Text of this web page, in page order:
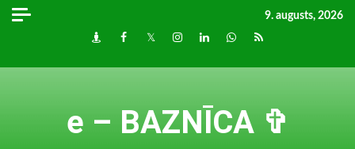
Skip
9. augusts, 2026
DraugiemFacebook
TwitterInstagram
LinkedInwhatsapp
RSS
e – BAZNĪCA ✞